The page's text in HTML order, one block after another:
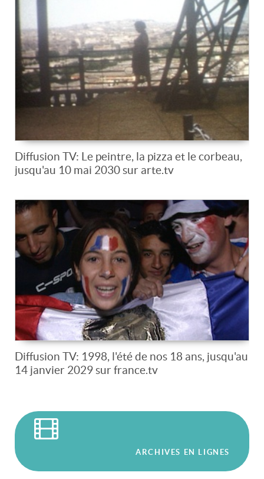
Diffusion TV: Le peintre, la pizza et le corbeau,
jusqu'au 10 mai 2030 sur arte.tv
Diffusion TV: 1998, l'été de nos 18 ans, jusqu'au
14 janvier 2029 sur france.tv
ARCHIVES EN LIGNES